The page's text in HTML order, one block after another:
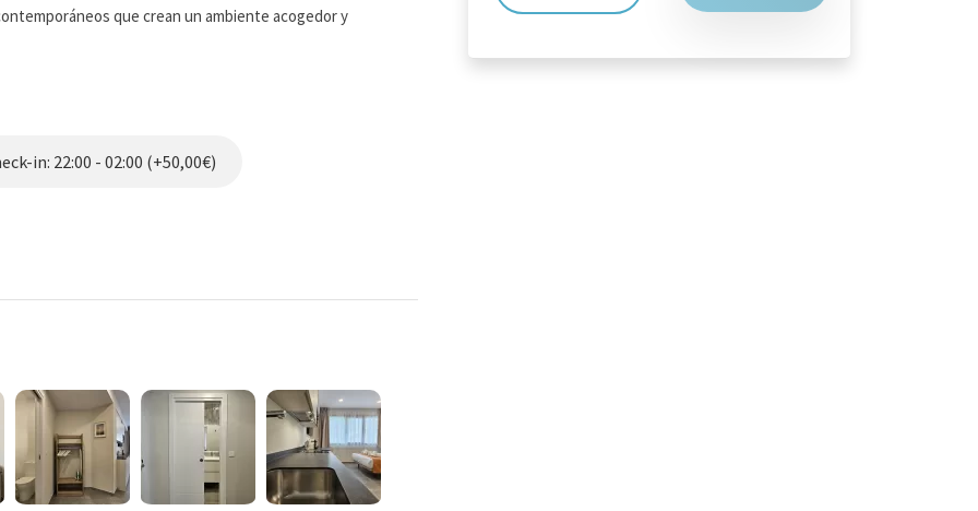
que crean un ambiente acogedor y
una estancia tranquila y agradable.
mientras que otros ofrecen amplias duchas modernas.
ideal para quienes desean disfrutar de Bilbao con
in: 22:00 - 02:00 (+50,00€)